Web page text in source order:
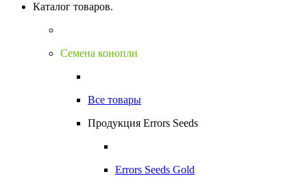
Каталог товаров.
Семена конопли
Все товары
Продукция Errors Seeds
Errors Seeds Gold